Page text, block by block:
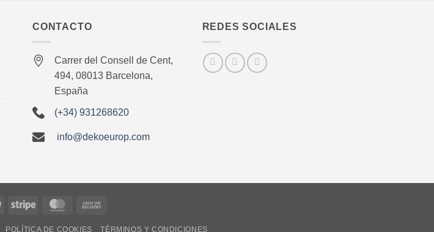
CONTACTO
Carrer del Consell de Cent,
494, 08013 Barcelona,
España
(+34) 931268620
info@dekoeurop.com
REDES SOCIALES
PayPal Stripe MasterCard
POLÍTICA DE COOKIES TÉRMINOS Y CONDICIONES